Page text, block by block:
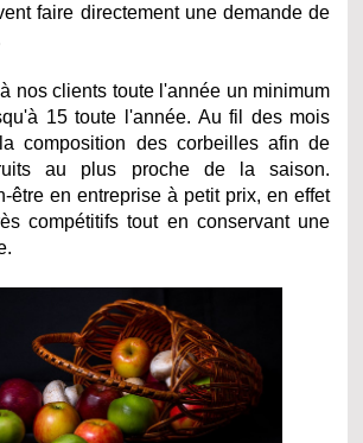
faire directement une demande de
nos clients toute l'année un minimum
15 toute l'année. Au fil des mois
composition des corbeilles afin de
au plus proche de la saison.
être en entreprise à petit prix, en effet
compétitifs tout en conservant une